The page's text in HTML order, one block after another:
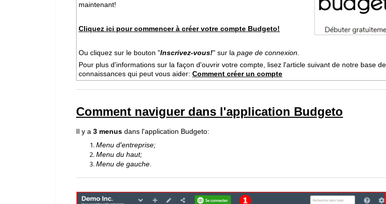
maintenant!
Cliquez ici pour commencer à créer votre compte Budgeto!
Ou cliquez sur le bouton "Inscrivez-vous!" sur la page de connexion.
Pour plus d'informations sur la façon d'ouvrir votre compte, lisez l'article suivant de notre base de
connaissances qui peut vous aider: Comment créer un compte
Comment naviguer dans l'application Budgeto
Il y a 3 menus dans l'application Budgeto:
Menu d'entreprise;
Menu du haut;
Menu de gauche